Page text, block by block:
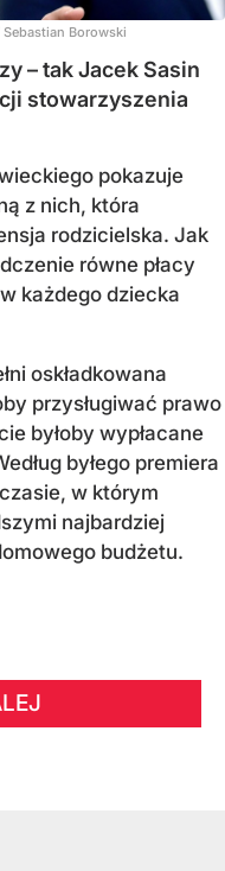
Sebastian Borowski
– tak Jacek Sasin
stowarzyszenia
pokazuje
z nich, która
rodzicielska. Jak
równe płacy
każdego dziecka
oskładkowana
przysługiwać prawo
byłoby wypłacane
byłego premiera
w którym
najbardziej
budżetu.